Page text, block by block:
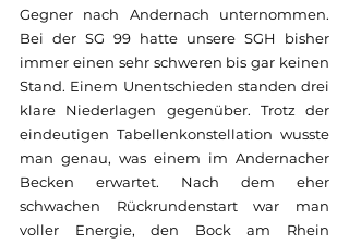
Gegner nach Andernach unternommen.
Bei der SG 99 hatte unsere SGH bisher
immer einen sehr schweren bis gar keinen
Stand. Einem Unentschieden standen drei
klare Niederlagen gegenüber. Trotz der
eindeutigen Tabellenkonstellation wusste
man genau, was einem im Andernacher
Becken erwartet. Nach dem eher
schwachen Rückrundenstart war man
voller Energie, den Bock am Rhein